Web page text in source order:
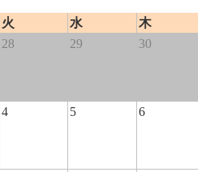
火 水 木
28 29 30
4 5 6